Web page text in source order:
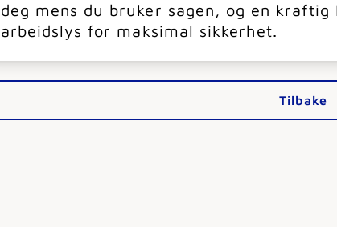
deg mens du bruker sagen, og en
arbeidslys for maksimal sikkerhet.
Tilbake